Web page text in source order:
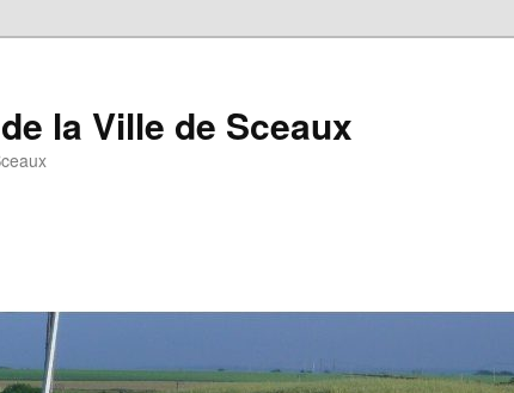
la Ville de Sceaux